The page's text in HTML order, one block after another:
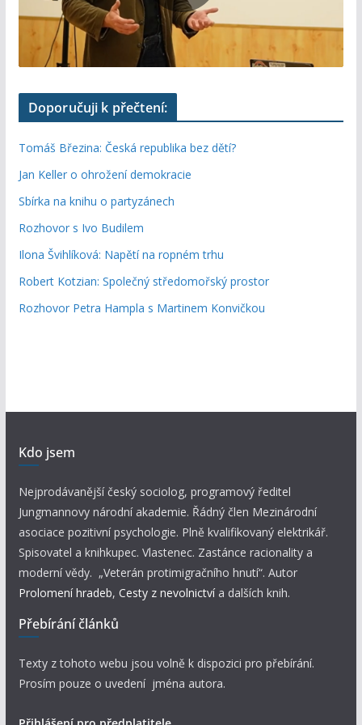
Doporučuji k přečtení:
Tomáš Březina: Česká republika bez dětí?
Jan Keller o ohrožení demokracie
Sbírka na knihu o partyzánech
Rozhovor s Ivo Budilem
Ilona Švihlíková: Napětí na ropném trhu
Robert Kotzian: Společný středomořský prostor
Rozhovor Petra Hampla s Martinem Konvičkou
Kdo jsem
Nejprodávanější český sociolog, programový ředitel
Jungmannovy národní akademie. Řádný člen Mezinárodní
asociace pozitivní psychologie. Plně kvalifikovaný elektrikář.
Spisovatel a knihkupec. Vlastenec. Zastánce racionality a
moderní vědy. „Veterán protimigračního hnutí“. Autor
Prolomení hradeb, Cesty z nevolnictví a dalších knih.
Přebírání článků
Texty z tohoto webu jsou volně k dispozici pro přebírání.
Prosím pouze o uvedení jména autora.